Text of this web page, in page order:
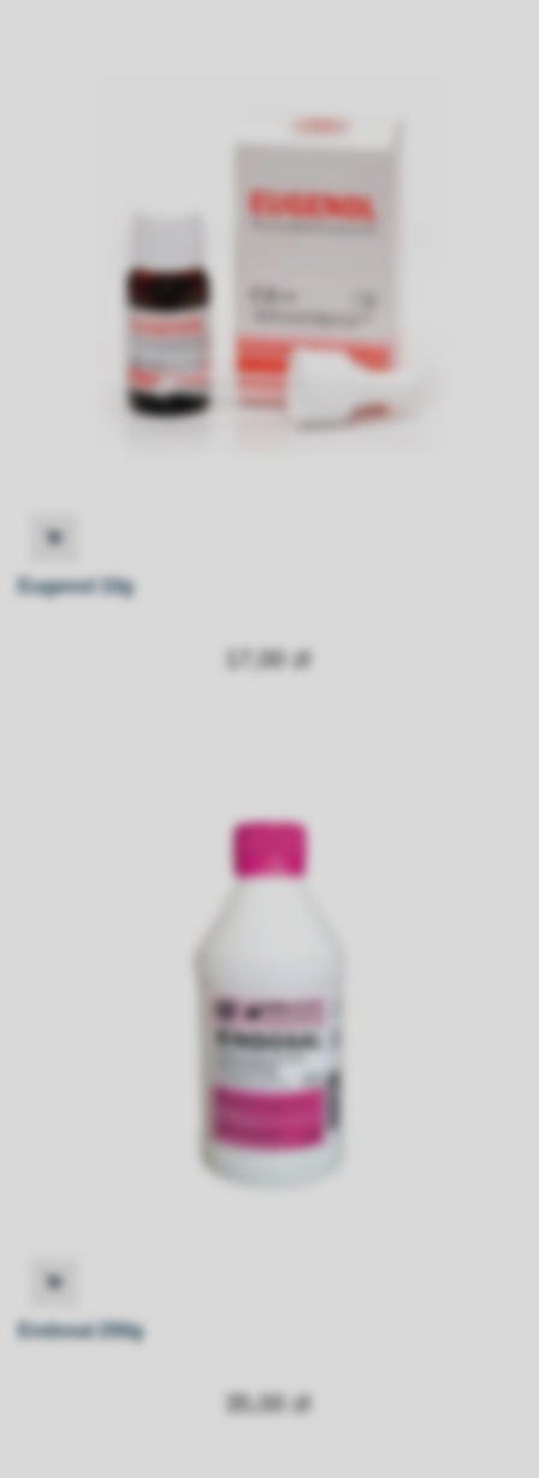
Eugenol 10g
17,00 zł
Endosal 200g
35,00 zł